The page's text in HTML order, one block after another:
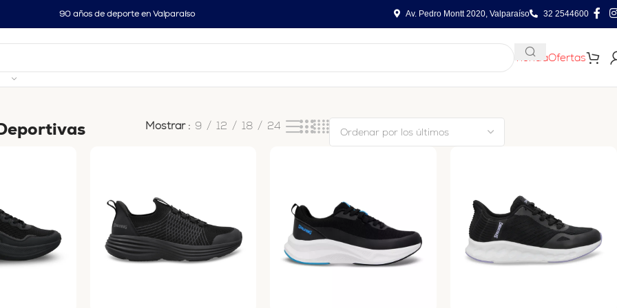
90 años de deporte en Valparaíso Av. Pedro Montt 2020, Valparaíso 32 2544600
TiendaOfertas
Mostrar 9 12 18 24